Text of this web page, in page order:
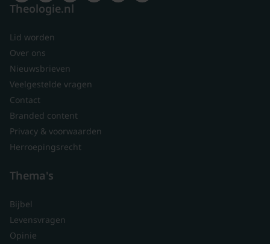
Theologie.nl
Lid worden
Over ons
Nieuwsbrieven
Veelgestelde vragen
Contact
Branded content
Privacy & voorwaarden
Herroepingsrecht
Thema's
Bijbel
Levensvragen
Opinie